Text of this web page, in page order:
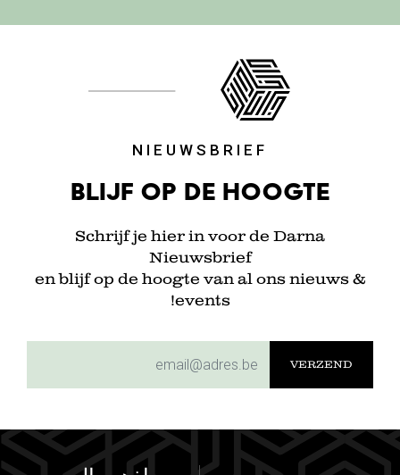
NIEUWSBRIEF
Blijf op de hoogte
Schrijf je hier in voor de Darna
Nieuwsbrief
en blijf op de hoogte van al ons nieuws &
events!